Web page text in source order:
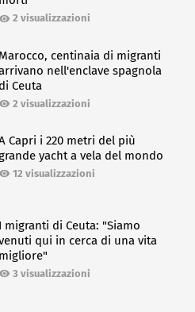
2 visualizzazioni
Marocco, centinaia di migranti
nell'enclave spagnola
di Ceuta
2 visualizzazioni
Capri i 220 metri del più
yacht a vela del mondo
12 visualizzazioni
I migranti di Ceuta: "Siamo
qui in cerca di una vita
migliore"
3 visualizzazioni